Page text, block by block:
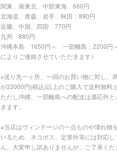
関東、南東北、中部東海 660円
北海道、青森、岩手、秋田：880円
近畿、中国、四国 770円
九州 880円
沖縄本島 1650円～ 一部離島：2200円
によりご連絡させていただきます）
※送り先一ヶ所、一回のお買い物に対し、
が33000円(税込)以上のご購入で送料無料と
ただし沖縄、一部離島への配送は適応外
きます。
※当店はヴィンテージの一点ものや壊れ物
いるため、ネコポス、定形外等には対応
ん。大変申し訳ありませんが、ご了承くだ